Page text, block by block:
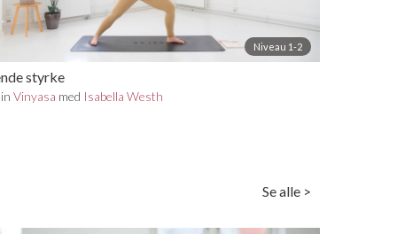
Niveau 1-2
styrke
Vinyasa med Isabella Westh
Se alle >